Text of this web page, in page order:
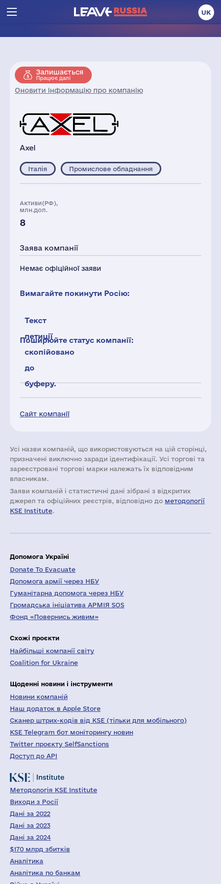
UK
Залишається
Працює далі
Оновити інформацію про компанію
Axel
Сайт компанії
Італія Промислове обладнання
Активи(РФ),
млн.дол.
8
Заява компанії
Немає офіційної заяви
Вимагайте покинути Росію:
Текст
петиції
скопійовано
до
буферу.
Поширюйте статус компанії:
Усі назви компаній, що використовуються на цій сторінці,
призначені виключно заради ідентифікації. Усі торгові та
зареєстровані торгові марки належать їх відповідним
власникам.
Заяви компаній i статистичні дані зібрані з відкритих
джерел та офіційних реєстрів, відповідно до методології
KSE Institute.
Допомога Україні
Donate To Evacuate
Допомога армії через НБУ
Гуманітарна допомога через НБУ
Громадська ініціатива АРМІЯ SOS
Фонд «Повернись живим»
Схожі проєкти
Найбільші компанії світу
Coalition for Ukraine
Щоденні новини і інструменти
Новини компаній
Наш додаток в Apple Store
Сканер штрих-кодів від KSE (тільки для мобільного)
KSE Telegram бот моніторингу новин
Twitter проєкту SelfSanctions
Доступ до API
Методологія KSE Institute
Виходи з Росії
Дані за 2022
Дані за 2023
Дані за 2024
$170 млрд збитків
Аналітика
Аналітика по банкам